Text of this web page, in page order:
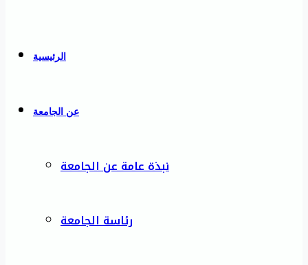
الرئيسية
عن الجامعة
نبذة عامة عن الجامعة
رئاسة الجامعة